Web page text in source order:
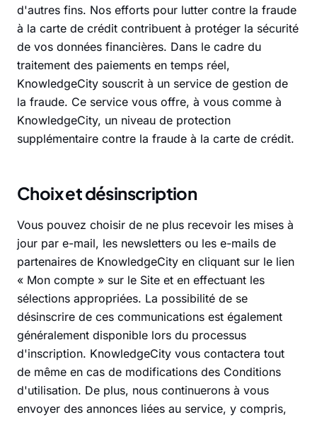
d'autres fins. Nos efforts pour lutter contre la fraude
à la carte de crédit contribuent à protéger la sécurité
de vos données financières. Dans le cadre du
traitement des paiements en temps réel,
KnowledgeCity souscrit à un service de gestion de
la fraude. Ce service vous offre, à vous comme à
KnowledgeCity, un niveau de protection
supplémentaire contre la fraude à la carte de crédit.
Choix et désinscription
Vous pouvez choisir de ne plus recevoir les mises à
jour par e-mail, les newsletters ou les e-mails de
partenaires de KnowledgeCity en cliquant sur le lien
« Mon compte » sur le Site et en effectuant les
sélections appropriées. La possibilité de se
désinscrire de ces communications est également
généralement disponible lors du processus
d'inscription. KnowledgeCity vous contactera tout
de même en cas de modifications des Conditions
d'utilisation. De plus, nous continuerons à vous
envoyer des annonces liées au service, y compris,